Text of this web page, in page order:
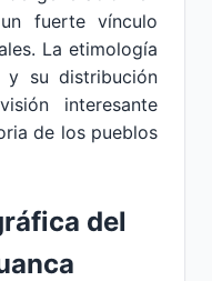
fuerte vínculo
La etimología
y su distribución
interesante
de los pueblos
del